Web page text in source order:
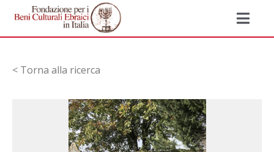
< Torna alla ricerca